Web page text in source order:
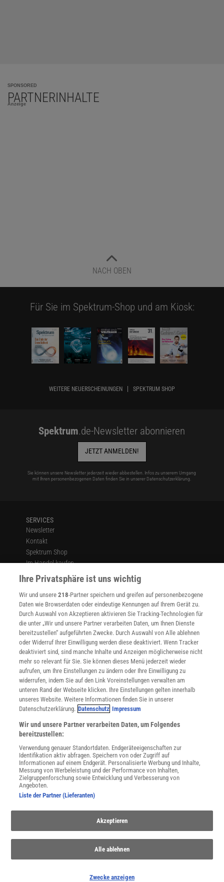
SPONSORED
PARTNERINHALTE
Anzeige
NACH OBEN
Für Sie im Spektrum-Shop und am Kiosk:
WEITERE NEUERSCHEINUNGEN SPEKTRUM SHOP
Spektrum.de-Newsletter abonnieren
JETZT ANMELDEN!
Sie können unsere Newsletter jederzeit wieder abbestellen. Infos zu unserem Umgang
mit Ihren personenbezogenen Daten finden Sie in unserer Datenschutzerklärung
SERVICES
Newsletter
Kontakt
Spektrum Shop
Im Handel kaufen
Presse
Verträge kündigen
Widerruf
INFO
Mediadaten
Datenschutz
Nutzungsbedingungen
Cookie-Einstellungen
Utiq verwalten
Nutzungsbasierte Onlinewerbung
Alle Artikel
Impressum
Angebote für Schulen
Angebote für Institutionen
Sprachen lernen mit Gymglish
Lexika
Für Spektrum schreiben
Zugänglichkeitserklärung
KielSCN
Wissenschaft in die Schulen
SciLogs
Ihre Privatsphäre ist uns wichtig
Wir und unsere218-Partner speichern und greifen auf personenbezogene
Daten wie Browserdaten oder eindeutige Kennungen auf Ihrem Gerät zu.
Durch Auswahl von Akzeptieren aktivieren Sie Tracking-Technologien für
die unter „Wir und unsere Partner verarbeiten Daten, um Ihnen Dienste
bereitzustellen“ aufgeführten Zwecke. Durch Auswahl von Alle ablehnen
oder Widerruf Ihrer Einwilligung werden diese deaktiviert. Wenn Tracker
deaktiviert sind, sind manche Inhalte und Anzeigen möglicherweise nicht
mehr so relevant für Sie. Sie können dieses Menü jederzeit wieder
aufrufen, um Ihre Einstellungen zu ändern oder Ihre Einwilligung zu
widerrufen, indem Sie auf den Link Voreinstellungen verwalten am
unteren Rand der Webseite klicken. Ihre Einstellungen gelten innerhalb
unseres Website. Weitere Informationen finden Sie in unserer
Datenschutzerklärung. Datenschutz Impressum
Wir und unsere Partner verarbeiten Daten, um Folgendes
bereitzustellen:
Verwendung genauer Standortdaten. Endgeräteeigenschaften zur
Identifikation aktiv abfragen. Speichern von oder Zugriff auf
Informationen auf einem Endgerät. Personalisierte Werbung und Inhalte,
Messung von Werbeleistung und der Performance von Inhalten,
Zielgruppenforschung sowie Entwicklung und Verbesserung von
Angeboten.
Liste der Partner (Lieferanten)
Akzeptieren
Alle ablehnen
Zwecke anzeigen